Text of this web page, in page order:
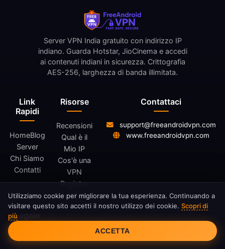
Link
Rapidi
HomeBlog
Server
Chi Siamo
Contatti
Risorse
Recensioni
Qual è il
Mio IP
Cos'è una
VPN
Registro
Modifiche
Legale
Informativa
Server VPN India gratuito con indirizzo IP
indiano. Guarda Hotstar, JioCinema e accedi
ai contenuti indiani in sicurezza. Crittografia
AES-256, larghezza di banda illimitata.
Contattaci
support@freeandroidvpn.com
www.freeandroidvpn.com
Consenso Cookie
Utilizziamo cookie per migliorare la tua esperienza. Continuando a
visitare questo sito accetti il nostro utilizzo dei cookie. Scopri di
più
ACCETTA